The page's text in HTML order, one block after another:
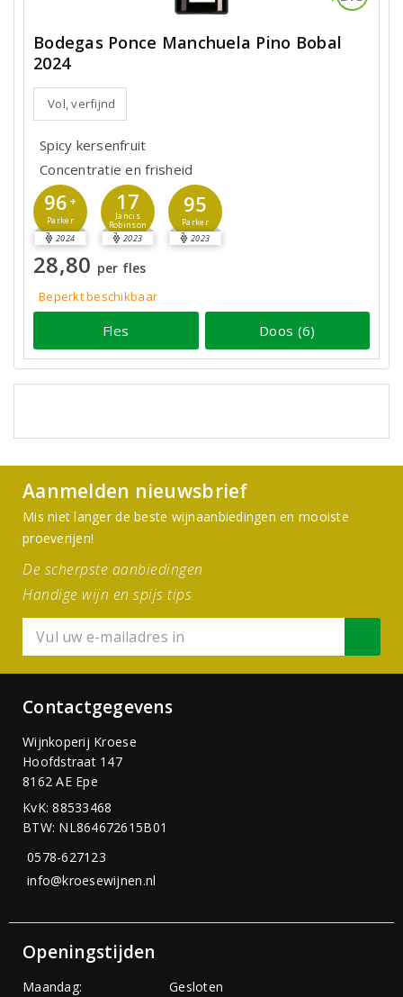
Bodegas Ponce Manchuela Pino Bobal
2024
Vol, verfijnd
Spicy kersenfruit
Concentratie en frisheid
96 +
Parker
2024
17
Jancis
Robinson
2023
95
Parker
2023
28,80 per fles
Beperkt beschikbaar
Fles Doos (6)
Aanmelden nieuwsbrief
Mis niet langer de beste wijnaanbiedingen en mooiste
proeverijen!
De scherpste aanbiedingen
Handige wijn en spijs tips
Contactgegevens
Wijnkoperij Kroese
Hoofdstraat 147
8162 AE Epe
KvK: 88533468
BTW: NL864672615B01
0578-627123
info@kroesewijnen.nl
Openingstijden
Maandag:
Gesloten